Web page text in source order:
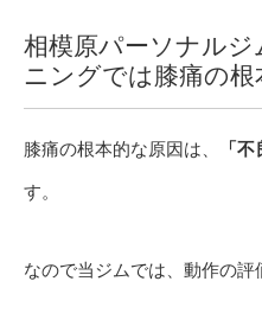
相模原パーソナルジ
ニングでは膝痛の
膝痛の根本的な原因は、 「
す。
なので当ジムでは、動作の評